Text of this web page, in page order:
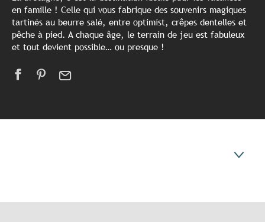
en famille ! Celle qui vous fabrique des souvenirs magiques
tartinés au beurre salé, entre optimist, crêpes dentelles et
pêche à pied. A chaque âge, le terrain de jeu est fabuleux
et tout devient possible… ou presque !